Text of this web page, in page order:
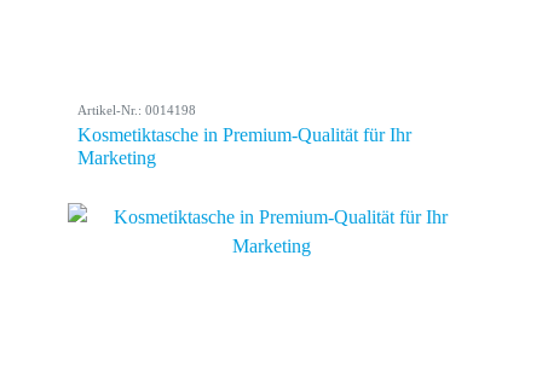
Artikel-Nr.: 0014198
Kosmetiktasche in Premium-Qualität für Ihr
Marketing